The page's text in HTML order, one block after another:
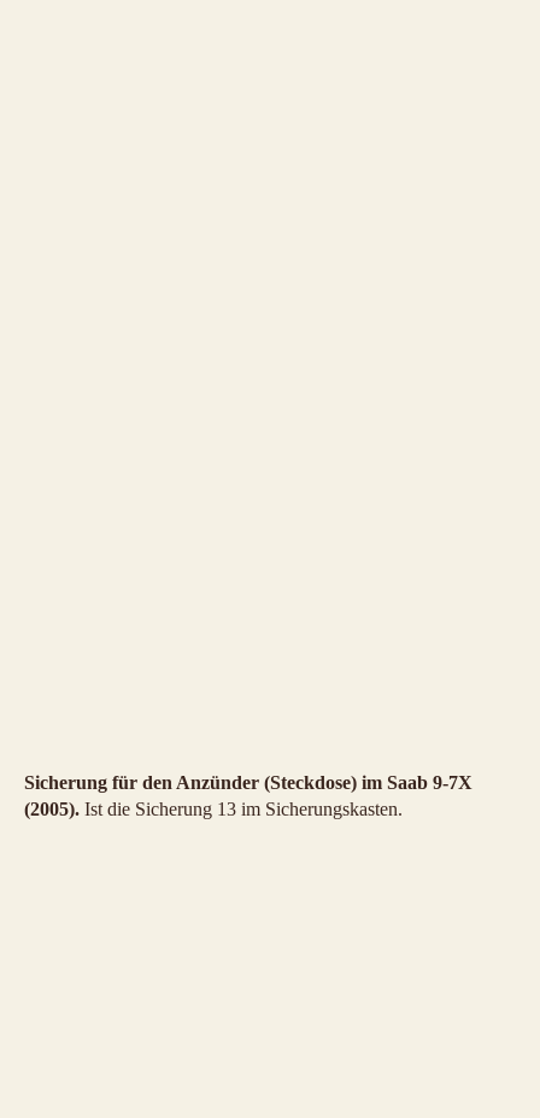
Sicherung für den Anzünder (Steckdose) im Saab 9-7X
(2005). Ist die Sicherung 13 im Sicherungskasten.